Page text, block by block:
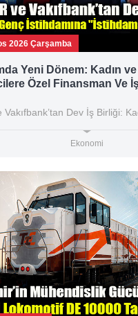
2026 Çarşamba
Yeni Dönem: Kadın
Özel Finansman Ve
Vakıfbank’tan Dev İş Birliği:
Ekonomi